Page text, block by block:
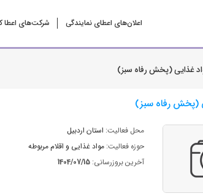
اعلان‌های اعطای نمایندگی شرکت‌‌های اعطا
غذایی (پخش رفاه سبز)
(پخش رفاه سبز)
محل فعالیت: استان اردبیل
حوزه فعالیت: مواد غذایی و اقلام مربوطه
آخرین بروزرسانی: 1404/07/15